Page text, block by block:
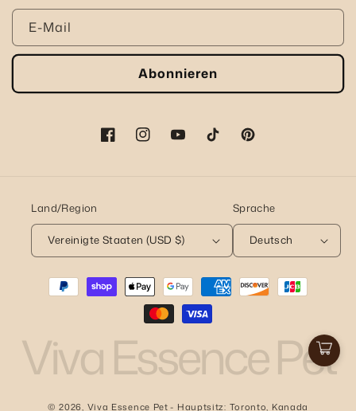
E-Mail
Abonnieren
FacebookInstagramYouTubeTikTokPinterest
Land/Region
Vereinigte Staaten (USD $)
Sprache
Deutsch
Zahlungsmethoden
Viva Essence Pet
© 2026, Viva Essence Pet - Hauptsitz: Toronto, Kanada